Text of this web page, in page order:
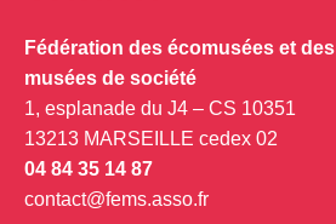
Fédération des écomusées et des
musées de société
1, esplanade du J4 – CS 10351
13213 MARSEILLE cedex 02
04 84 35 14 87
contact@fems.asso.fr